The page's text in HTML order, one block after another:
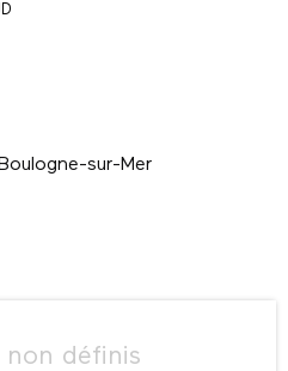
sur-Mer
non définis